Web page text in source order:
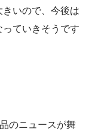
いので、今後は
ていきそうです
のニュースが舞